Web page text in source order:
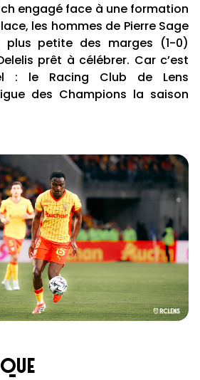
engagé face à une formation
les hommes de Pierre Sage
plus petite des marges (1-0)
prêt à célébrer. Car c’est
: le Racing Club de Lens
des Champions la saison